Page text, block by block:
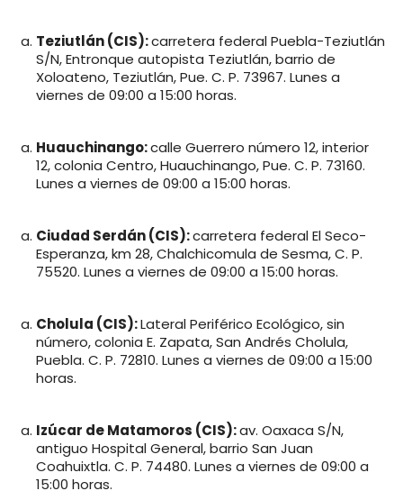
Teziutlán (CIS):carretera federal Puebla-Teziutlán
S/N, Entronque autopista Teziutlán, barrio de
Xoloateno, Teziutlán, Pue. C. P. 73967. Lunes a
viernes de 09:00 a 15:00 horas.
Huauchinango:calle Guerrero número 12, interior
12, colonia Centro, Huauchinango, Pue. C. P. 73160.
Lunes a viernes de 09:00 a 15:00 horas.
Ciudad Serdán (CIS):carretera federal El Seco-
Esperanza, km 28, Chalchicomula de Sesma, C. P.
75520. Lunes a viernes de 09:00 a 15:00 horas.
Cholula (CIS):Lateral Periférico Ecológico, sin
número, colonia E. Zapata, San Andrés Cholula,
Puebla. C. P. 72810. Lunes a viernes de 09:00 a 15:00
horas.
Izúcar de Matamoros (CIS):av. Oaxaca S/N,
antiguo Hospital General, barrio San Juan
Coahuixtla. C. P. 74480. Lunes a viernes de 09:00 a
15:00 horas.